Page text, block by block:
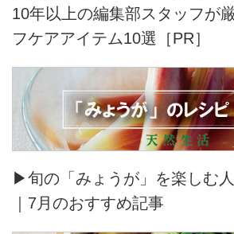
10年以上の編集部スタッフが
フケアアイテム10選［PR］
▶旬の「みょうが」を楽しむ
｜7月のおすすめ記事